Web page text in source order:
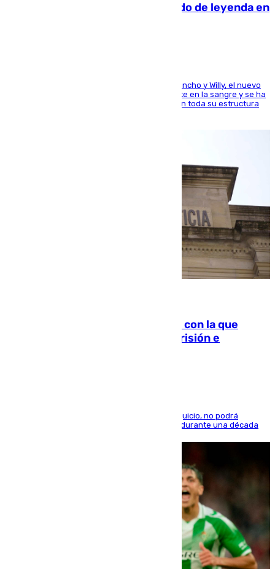
La familia Hernangómez: un legado de leyenda en
Desde los padres hasta la hermana junto a Francho y Willy, el nuevo
jugador del Unicaja lleva este magnífico deporte en la sangre y se ha
ido inculcando de generación en generación en toda su estructura
Agrede sexualmente a una mujer con la que
quedó por Instagram: dos años prisión e
El condenado, que reconoció los hechos en el juicio, no podrá
acercarse a la víctima ni comunicarse con ella durante una década